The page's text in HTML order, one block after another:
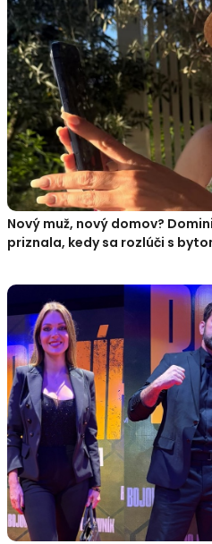
Nový muž, nový domov?
priznala, kedy sa rozlúči s